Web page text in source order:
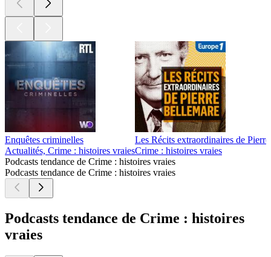
Enquêtes criminelles
Actualités, Crime : histoires vraies
Les Récits extraordinaires de
Crime : histoires vraies
Podcasts tendance de Crime : histoires vraies
Podcasts tendance de Crime : histoires vraies
Podcasts tendance de Crime : histoires
vraies